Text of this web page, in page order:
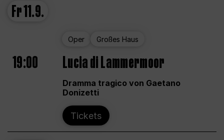
Fr11.9.
Oper Großes Haus
19:00 Lucia di Lammermoor
Dramma tragico von Gaetano
Donizetti
Tickets